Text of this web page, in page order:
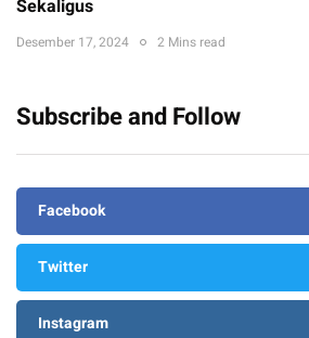
Sekaligus
Desember 17, 2024 2 Mins read
Subscribe and Follow
Facebook
Twitter
Instagram